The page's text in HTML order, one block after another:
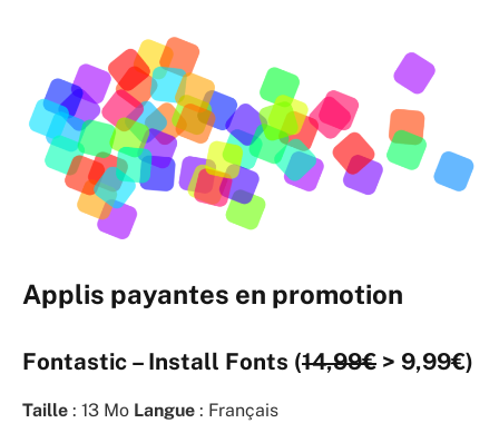
Applis payantes en promotion
Fontastic – Install Fonts (14,99€ > 9,99€)
Taille : 13 Mo Langue : Français